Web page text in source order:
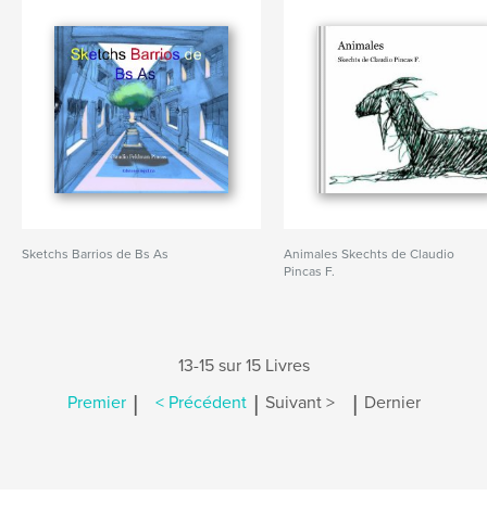
Sketchs Barrios de Bs As
Animales Skechts de Claudio
Pincas F.
13-15 sur 15 Livres
Premier | < Précédent | Suivant > | Dernier